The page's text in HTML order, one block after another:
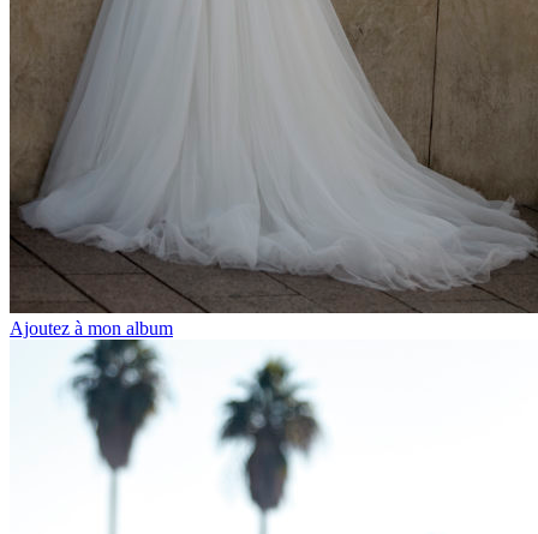
Ajoutez à mon album